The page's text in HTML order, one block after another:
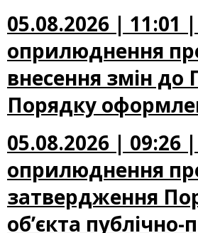
05.08.2026 | 11:01
оприлюднення
внесення змін до
Порядку
05.08.2026 | 09:26
оприлюднення
затвердження
об’єкта